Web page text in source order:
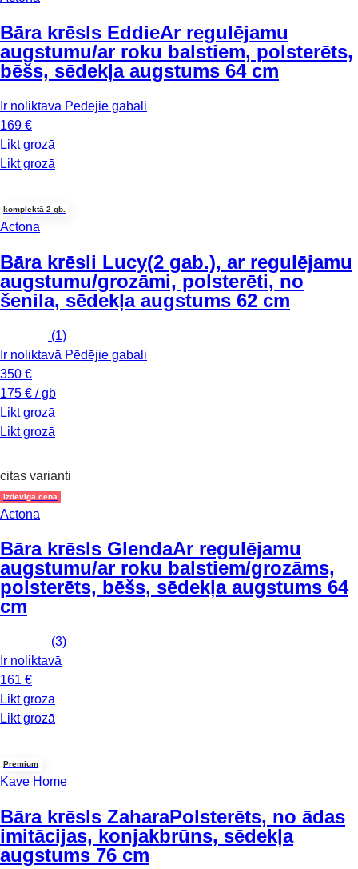
Bāra krēsls EddieAr regulējamu
augstumu/ar roku balstiem, polsterēts,
bēšs, sēdekļa augstums 64 cm
Ir noliktavā Pēdējie gabali
169 €
Likt grozā
Likt grozā
komplektā 2 gb.
Actona
Bāra krēsli Lucy(2 gab.), ar regulējamu
augstumu/grozāmi, polsterēti, no
šenila, sēdekļa augstums 62 cm
(1)
Ir noliktavā Pēdējie gabali
350 €
175 € / gb
Likt grozā
Likt grozā
citas varianti
Izdevīga cena
Actona
Bāra krēsls GlendaAr regulējamu
augstumu/ar roku balstiem/grozāms,
polsterēts, bēšs, sēdekļa augstums 64
cm
(3)
Ir noliktavā
161 €
Likt grozā
Likt grozā
Premium
Kave Home
Bāra krēsls ZaharaPolsterēts, no ādas
imitācijas, konjakbrūns, sēdekļa
augstums 76 cm